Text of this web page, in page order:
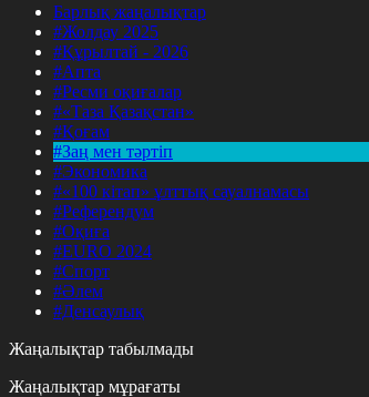
Барлық жаңалықтар
#Жолдау 2025
#Құрылтай - 2026
#Апта
#Ресми оқиғалар
#«Таза Қазақстан»
#Қоғам
#Заң мен тәртіп
#Экономика
#«100 кітап» ұлттық сауалнамасы
#Референдум
#Оқиға
#EURO 2024
#Спорт
#Әлем
#Денсаулық
Жаңалықтар табылмады
Жаңалықтар мұрағаты